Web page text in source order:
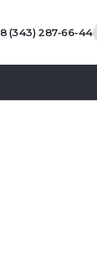
8 (343) 287-66-44